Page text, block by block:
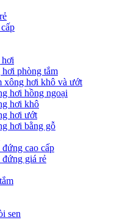
hơi
phòng tắm
xông hơi khô và ướt
hơi hồng ngoại
hơi khô
hơi ướt
hơi bằng gỗ
cao cấp
đứng giá rẻ
sen